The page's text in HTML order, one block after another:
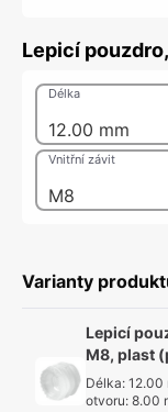
Lepicí
12.00 mm
Délka
M8
Vnitřní závit
Varianty
Lepicí
M8, plast
Délka: 12.00
otvoru: 8.00